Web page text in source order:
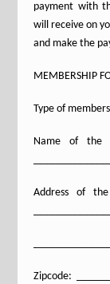
payment with
will receive on
and make the
MEMBERSHIP
Type of
Name of the
Address of
Zipcode: